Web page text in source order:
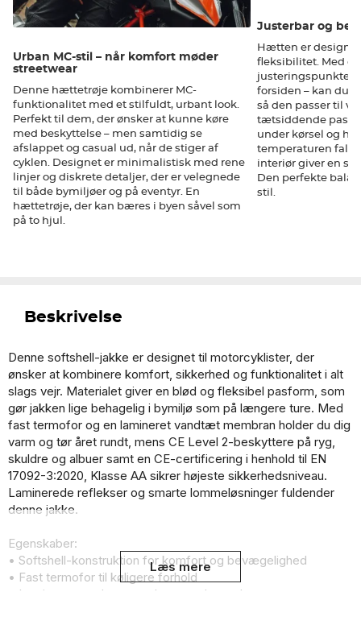
Urban MC-stil – når komfort møder
streetwear
Denne hættetrøje kombinerer MC-
funktionalitet med et stilfuldt, urbant look.
Perfekt til dem, der ønsker at kunne køre
med beskyttelse – men samtidig se
afslappet og casual ud, når de stiger af
cyklen. Designet er minimalistisk med rene
linjer og diskrete detaljer, der er velegnede
til både bymiljøer og på eventyr. En
hættetrøje, der kan bæres i byen såvel som
på to hjul.
Justerbar og
Hætten er
fleksibilitet. Med
justeringspunkter
forsiden – kan du
så den passer til
tætsiddende
under kørsel og
temperaturen
interiør giver en
Den perfekte
stil.
Beskrivelse
Denne softshell-jakke er designet til motorcyklister, der
ønsker at kombinere komfort, sikkerhed og funktionalitet i alt
slags vejr. Materialet giver en blød og fleksibel pasform, som
gør jakken lige behagelig i bymiljø som på længere ture. Med
fast termofor og en lamineret vandtæt membran holder du dig
varm og tør året rundt, mens CE Level 2-beskyttere på ryg,
skuldre og albuer samt en CE-certificering i henhold til EN
17092-3:2020, Klasse AA sikrer højeste sikkerhedsniveau.
Laminerede reflekser og smarte lommeløsninger fuldender
denne jakke.
Egenskaber:
• Softshell-konstruktion for komfort og bevægelighed
• Fast termofor til køligere forhold
• Lamineret vandtæt membran med tapede sømme –
Læs mere